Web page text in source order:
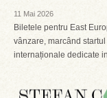
11 Mai 2026
Biletele pentru East
vânzare, marcând
internaționale dedicate